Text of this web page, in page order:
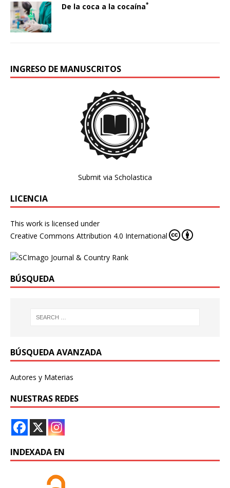
De la coca a la cocaína*
INGRESO DE MANUSCRITOS
Submit via Scholastica
LICENCIA
This work is licensed under
Creative Commons Attribution 4.0 International
BÚSQUEDA
BÚSQUEDA AVANZADA
Autores y Materias
NUESTRAS REDES
INDEXADA EN